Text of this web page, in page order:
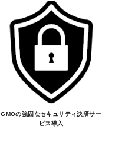
GMOの強固なセキュリティ決済サー
ビス導入